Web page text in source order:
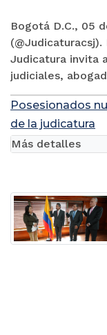
Bogotá D.C., 05
Judicatura invita
judiciales,
Posesionados
de la judicatura
Más detalles